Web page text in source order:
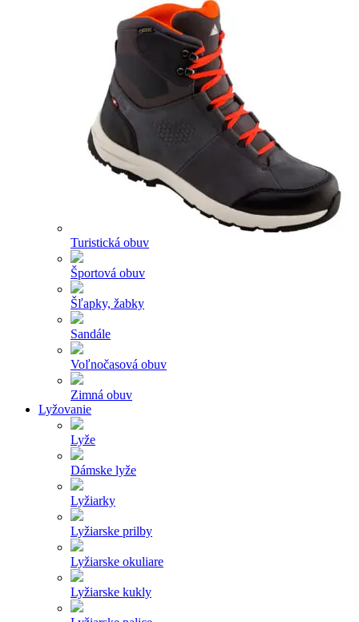
Turistická obuv
Športová obuv
Šľapky, žabky
Sandále
Voľnočasová obuv
Zimná obuv
Lyžovanie
Lyže
Dámske lyže
Lyžiarky
Lyžiarske prilby
Lyžiarske okuliare
Lyžiarske kukly